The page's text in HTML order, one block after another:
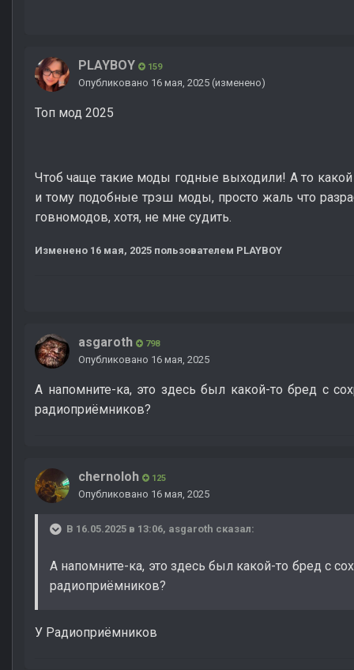
PLAYBOY 159
Опубликовано 16 мая, 2025 (изменено)
Топ мод 2025
Чтоб чаще такие моды годные выходили! А то
и тому подобные трэш моды, просто жаль что
говномодов, хотя, не мне судить.
Изменено 16 мая, 2025 пользователем PLAYBOY
asgaroth 798
Опубликовано 16 мая, 2025
А напомните-ка, это здесь был какой-то бред с
радиоприёмников?
chernoloh 125
Опубликовано 16 мая, 2025
В 16.05.2025 в 13:06, asgaroth сказал:
А напомните-ка, это здесь был какой-то бред с
радиоприёмников?
У Радиоприёмников